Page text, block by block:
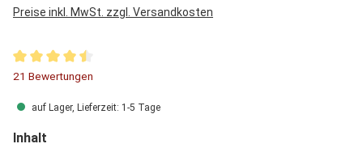
Preise inkl. MwSt. zzgl. Versandkosten
Durchschnittliche Bewertung von 4.62 von 5 Sternen
21 Bewertungen
auf Lager, Lieferzeit: 1-5 Tage
Inhalt